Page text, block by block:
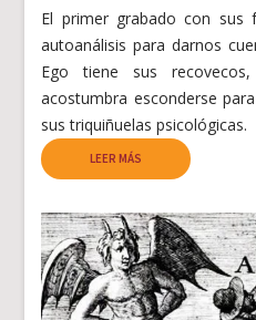
El primer grabado con sus
autoanálisis para darnos
Ego tiene sus
acostumbra esconderse
sus triquiñuelas psicológicas.
LEER MÁS